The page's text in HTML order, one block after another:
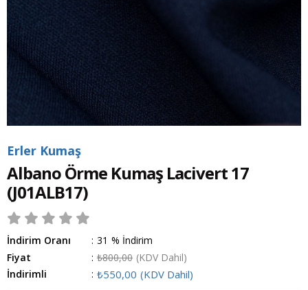
Erler Kumaş
Albano Örme Kumaş Lacivert 17
(J01ALB17)
İndirim Oranı : %
31
İndirim
Fiyat
: ₺800,00 (KDV Dahil)
İndirimli
: ₺550,00 (KDV Dahil)